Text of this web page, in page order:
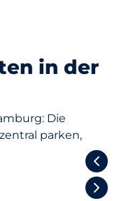
in der
Die
parken,